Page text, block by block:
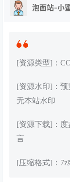
泡面站-小
[资源类型]：
[资源水印]：预
无本站水印
[资源下载]：
言
[压缩格式]：